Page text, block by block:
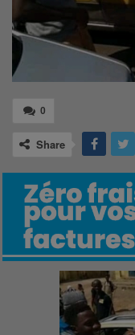
0
Share